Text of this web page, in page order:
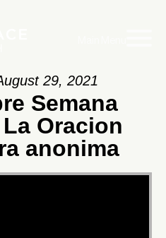
29, 2021
Semana
Oracion
anonima